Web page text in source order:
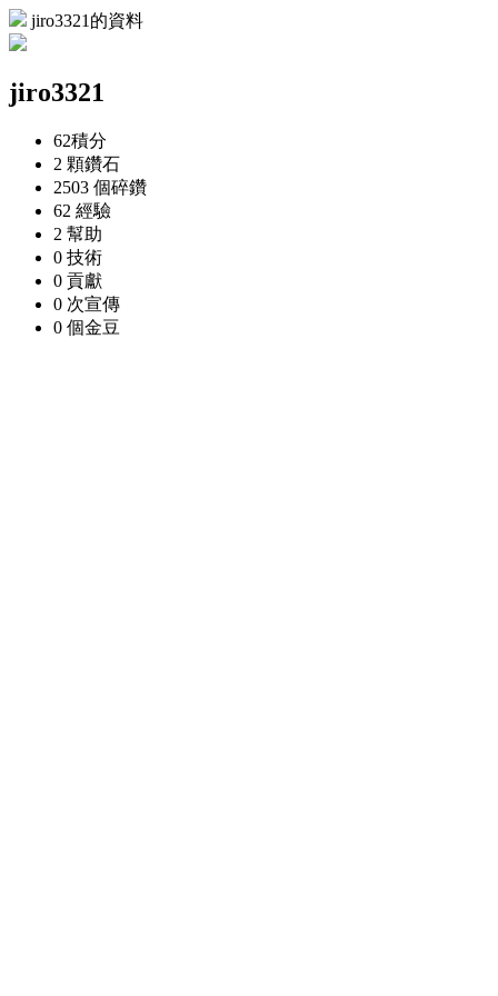
jiro3321的資料
jiro3321
62積分
2 顆鑽石
2503 個碎鑽
62 經驗
2 幫助
0 技術
0 貢獻
0 次宣傳
0 個金豆